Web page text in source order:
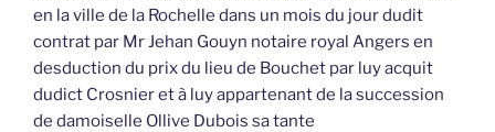
en la ville de la Rochelle dans un mois du jour dudit
contrat par Mr Jehan Gouyn notaire royal Angers en
desduction du prix du lieu de Bouchet par luy acquit
dudict Crosnier et à luy appartenant de la succession
de damoiselle Ollive Dubois sa tante